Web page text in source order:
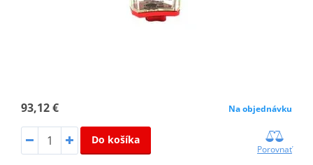
93,12 € Na objednávku
Do košíka
Porovnať